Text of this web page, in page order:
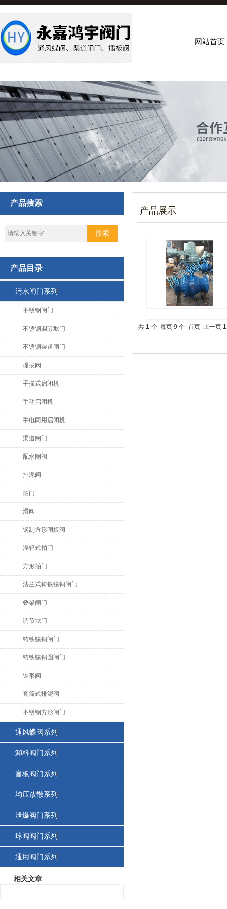
网站首页
产品搜索
产品目录
污水闸门系列
不锈钢闸门
不锈钢调节堰门
不锈钢渠道闸门
提拔阀
手摇式启闭机
手动启闭机
手电两用启闭机
渠道闸门
配水闸阀
排泥阀
拍门
滑阀
钢制方形闸板阀
浮箱式拍门
方形拍门
法兰式铸铁镶铜闸门
叠梁闸门
调节堰门
铸铁镶铜闸门
铸铁镶铜圆闸门
锥形阀
套筒式排泥阀
不锈钢方形闸门
通风蝶阀系列
卸料阀门系列
盲板阀门系列
均压放散系列
泄爆阀门系列
球阀阀门系列
通用阀门系列
相关文章
产品展示
共 1 个 每页 9 个 首页 上一页 1